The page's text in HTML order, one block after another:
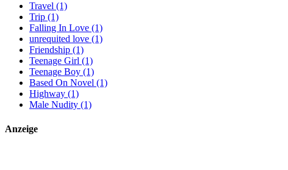
Travel (1)
Trip (1)
Falling In Love (1)
unrequited love (1)
Friendship (1)
Teenage Girl (1)
Teenage Boy (1)
Based On Novel (1)
Highway (1)
Male Nudity (1)
Anzeige